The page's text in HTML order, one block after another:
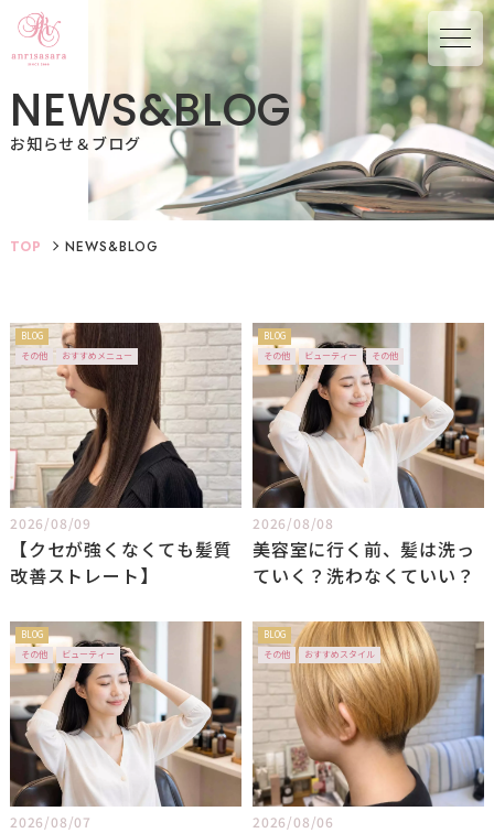
NEWS&BLOG
お知らせ＆ブログ
TOP NEWS&BLOG
BLOG
その他
おすすめメニュー
2026/08/09
【クセが強くなくても髪質
改善ストレート】
BLOG
その他
ビューティー その他
2026/08/08
美容室に行く前、髪は洗っ
ていく？洗わなくていい？
BLOG
その他
ビューティー
2026/08/07
BLOG
その他
おすすめスタイル
2026/08/06